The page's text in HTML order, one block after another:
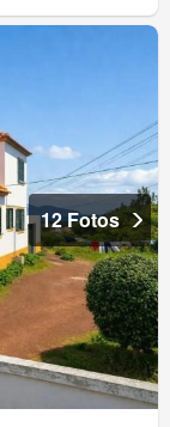
12 Fotos